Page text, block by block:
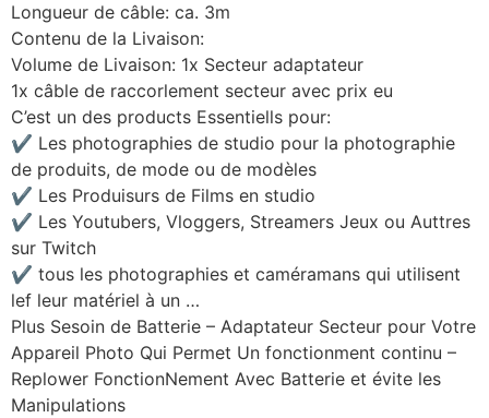
Longueur de câble: ca. 3m
Contenu de la Livaison:
Volume de Livaison: 1x Secteur adaptateur
1x câble de raccorlement secteur avec prix eu
C’est un des products Essentiells pour:
✔ Les photographies de studio pour la photographie
de produits, de mode ou de modèles
✔ Les Produisurs de Films en studio
✔ Les Youtubers, Vloggers, Streamers Jeux ou Auttres
sur Twitch
✔ tous les photographies et caméramans qui utilisent
lef leur matériel à un …
Plus Sesoin de Batterie – Adaptateur Secteur pour Votre
Appareil Photo Qui Permet Un fonctionment continu –
Replower FonctionNement Avec Batterie et évite les
Manipulations